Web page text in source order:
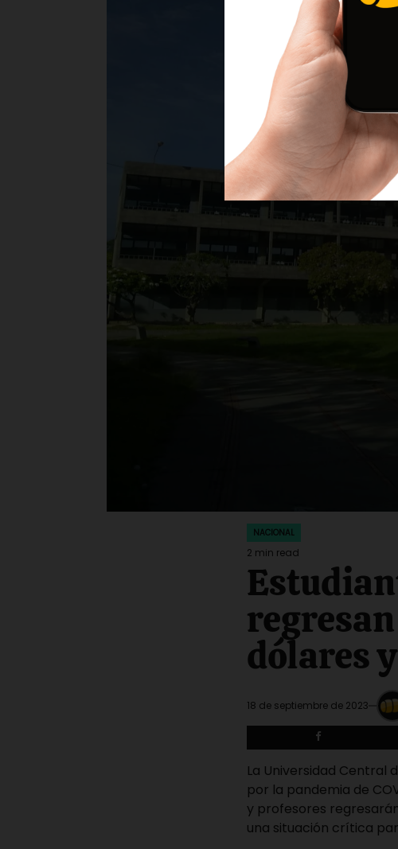
POSTED
IN
NACIONAL
Estimated
read
time
2 min read
regresan
dólares
18 de septiembre de 2023
La Universidad Central
por la pandemia de
y profesores
una situación crítica